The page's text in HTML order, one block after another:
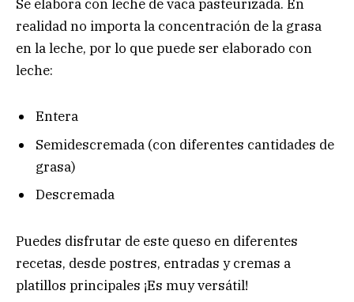
Se elabora con leche de vaca pasteurizada. En
realidad no importa la concentración de la grasa
en la leche, por lo que puede ser elaborado con
leche:
Entera
Semidescremada (con diferentes cantidades de
grasa)
Descremada
Puedes disfrutar de este queso en diferentes
recetas, desde postres, entradas y cremas a
platillos principales ¡Es muy versátil!